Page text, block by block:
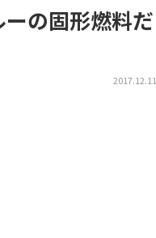
の固形燃料だ
2017.12.11